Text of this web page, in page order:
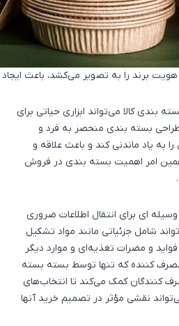
برند را به تصویر می‌کشد، باعث
بندی کالا می‌تواند ابزاری حیاتی برای
بسته بندی منحصر به فرد و
به یاد ماندنی کند و باعث علاقه و
امر اهمیت بسته بندی در فروش
ای برای انتقال اطلاعات ضروری
شامل جزئیاتی مانند مواد تشکیل
فواید و مضرات تغذیه‌ای و موارد دیگر
مصرف کننده که تنها توسط بسته بسته
کنندگان کمک می‌کند تا انتخاب‌های
نقشی مؤثر در تصمیم خرید آنها